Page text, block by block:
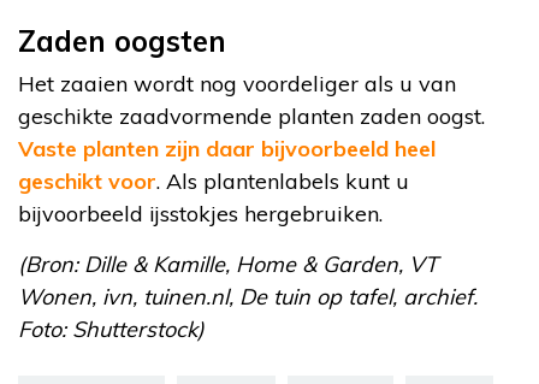
Zaden oogsten
Het zaaien wordt nog voordeliger als u van
geschikte zaadvormende planten zaden oogst.
Vaste planten zijn daar bijvoorbeeld heel
geschikt voor. Als plantenlabels kunt u
bijvoorbeeld ijsstokjes hergebruiken.
(Bron: Dille & Kamille, Home & Garden, VT
Wonen, ivn, tuinen.nl, De tuin op tafel, archief.
Foto: Shutterstock)